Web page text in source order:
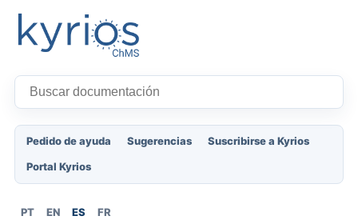
Pedido de ayuda Sugerencias
Suscribirse a Kyrios
Portal Kyrios
PT EN ES FR